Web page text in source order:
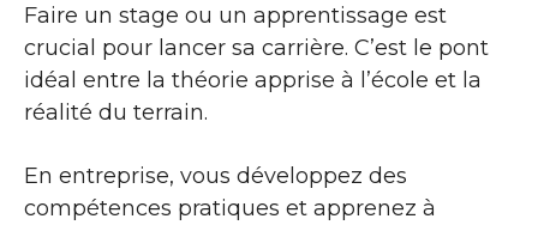
Faire un stage ou un apprentissage est
crucial pour lancer sa carrière. C’est le pont
idéal entre la théorie apprise à l’école et la
réalité du terrain.
En entreprise, vous développez des
compétences pratiques et apprenez à